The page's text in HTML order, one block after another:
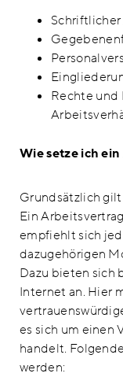
Rechte und
Wie setze ich
Grundsätzlich
Ein
empfiehlt sich
dazugehörigen
Dazu bieten sich
Internet an. Hier
es sich um einen
handelt.
werden: